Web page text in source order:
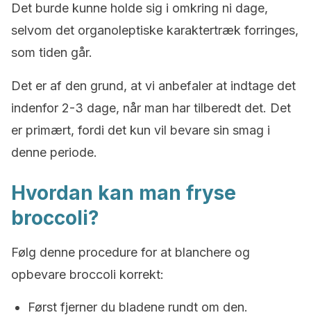
Det burde kunne holde sig i omkring ni dage,
selvom det organoleptiske karaktertræk forringes,
som tiden går.
Det er af den grund, at vi anbefaler at indtage det
indenfor 2-3 dage, når man har tilberedt det. Det
er primært, fordi det kun vil bevare sin smag i
denne periode.
Hvordan kan man fryse
broccoli?
Følg denne procedure for at blanchere og
opbevare broccoli korrekt:
Først fjerner du bladene rundt om den.